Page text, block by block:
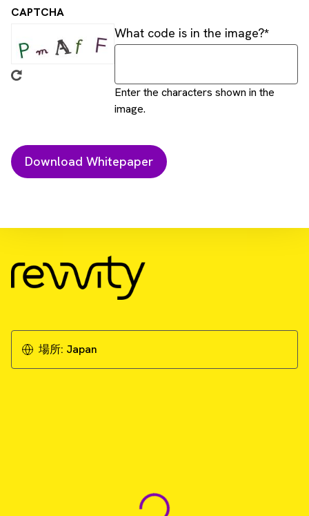
CAPTCHA
What code is in the image?
Enter the characters shown in the
image.
Download Resource
Rethinking editing from the ground up:
Choosing a safer, more predictable platform
Download Whitepaper
場所: Japan